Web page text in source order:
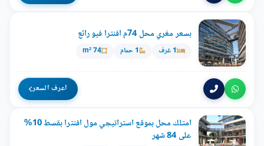
بسعر مغري محل 74م افنترا فيو رائع
1 غرف 1 حمام 74 m²
اعرف السعر
امتلك محل بموقع استراتيجي مول افنترا بقسط 10%
على 84 شهر